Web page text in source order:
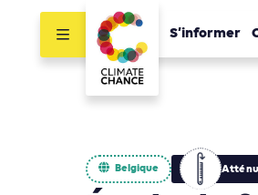
S’informer
Belgique